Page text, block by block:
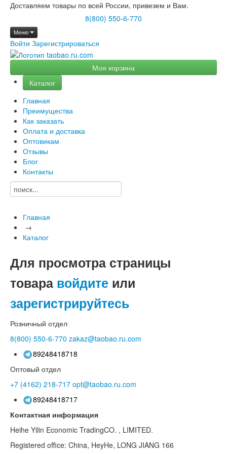
Доставляем товары по всей России, привезем и Вам.
8(800) 550-6-770
Меню
Войти Зарегистрироваться
Моя корзина
Каталог
Главная
Преимущества
Как заказать
Оплата и доставка
Оптовикам
Отзывы
Блог
Контакты
Главная
→
Каталог
Для просмотра страницы
товара войдите или
зарегистрируйтесь
Розничный отдел
8(800) 550-6-770 zakaz@taobao.ru.com
89248418718
Оптовый отдел
+7 (4162) 218-717 opt@taobao.ru.com
89248418717
Контактная информация
Heihe Yilin Economic TradingCO. , LIMITED.
Registered office: China, HeyHe, LONG JIANG 166